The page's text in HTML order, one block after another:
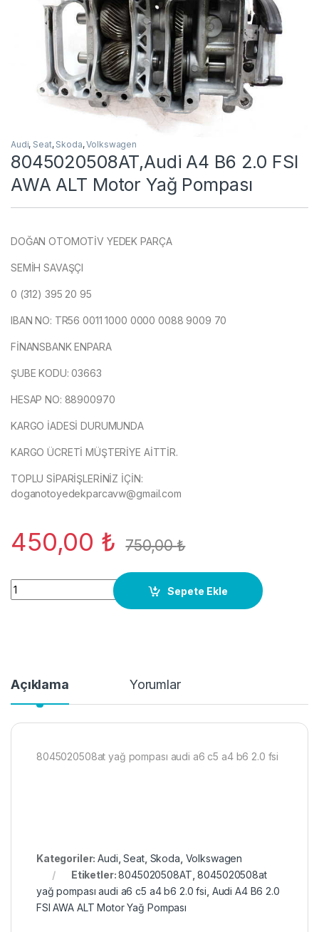
Audi, Seat, Skoda,Volkswagen
8045020508AT,Audi A4 B6 2.0 FSI
AWA ALT Motor Yağ Pompası
DOĞAN OTOMOTİV YEDEK PARÇA
SEMİH SAVAŞÇI
0 (312) 395 20 95
IBAN NO: TR56 0011 1000 0000 0088 9009 70
FİNANSBANK ENPARA
ŞUBE KODU: 03663
HESAP NO: 88900970
KARGO İADESİ DURUMUNDA
KARGO ÜCRETİ MÜŞTERİYE AİTTİR.
TOPLU SİPARİŞLERİNİZ İÇİN:
doganotoyedekparcavw@gmail.com
450,00 ₺ 750,00₺
8045020508AT,Audi A4 B6 2.0 FSI AWA ALT Motor Yağ
Sepete Ekle
Açıklama Yorumlar
8045020508at yağ pompası audi a6 c5 a4 b6 2.0 fsi
Kategoriler:Audi ,Seat, Skoda Volkswagen
Etiketler:8045020508AT ,8045020508at
yağ pompası audi a6 c5 a4 b6 2.0 fsi Audi A4 B6 2.0
FSI AWA ALT Motor Yağ Pompası